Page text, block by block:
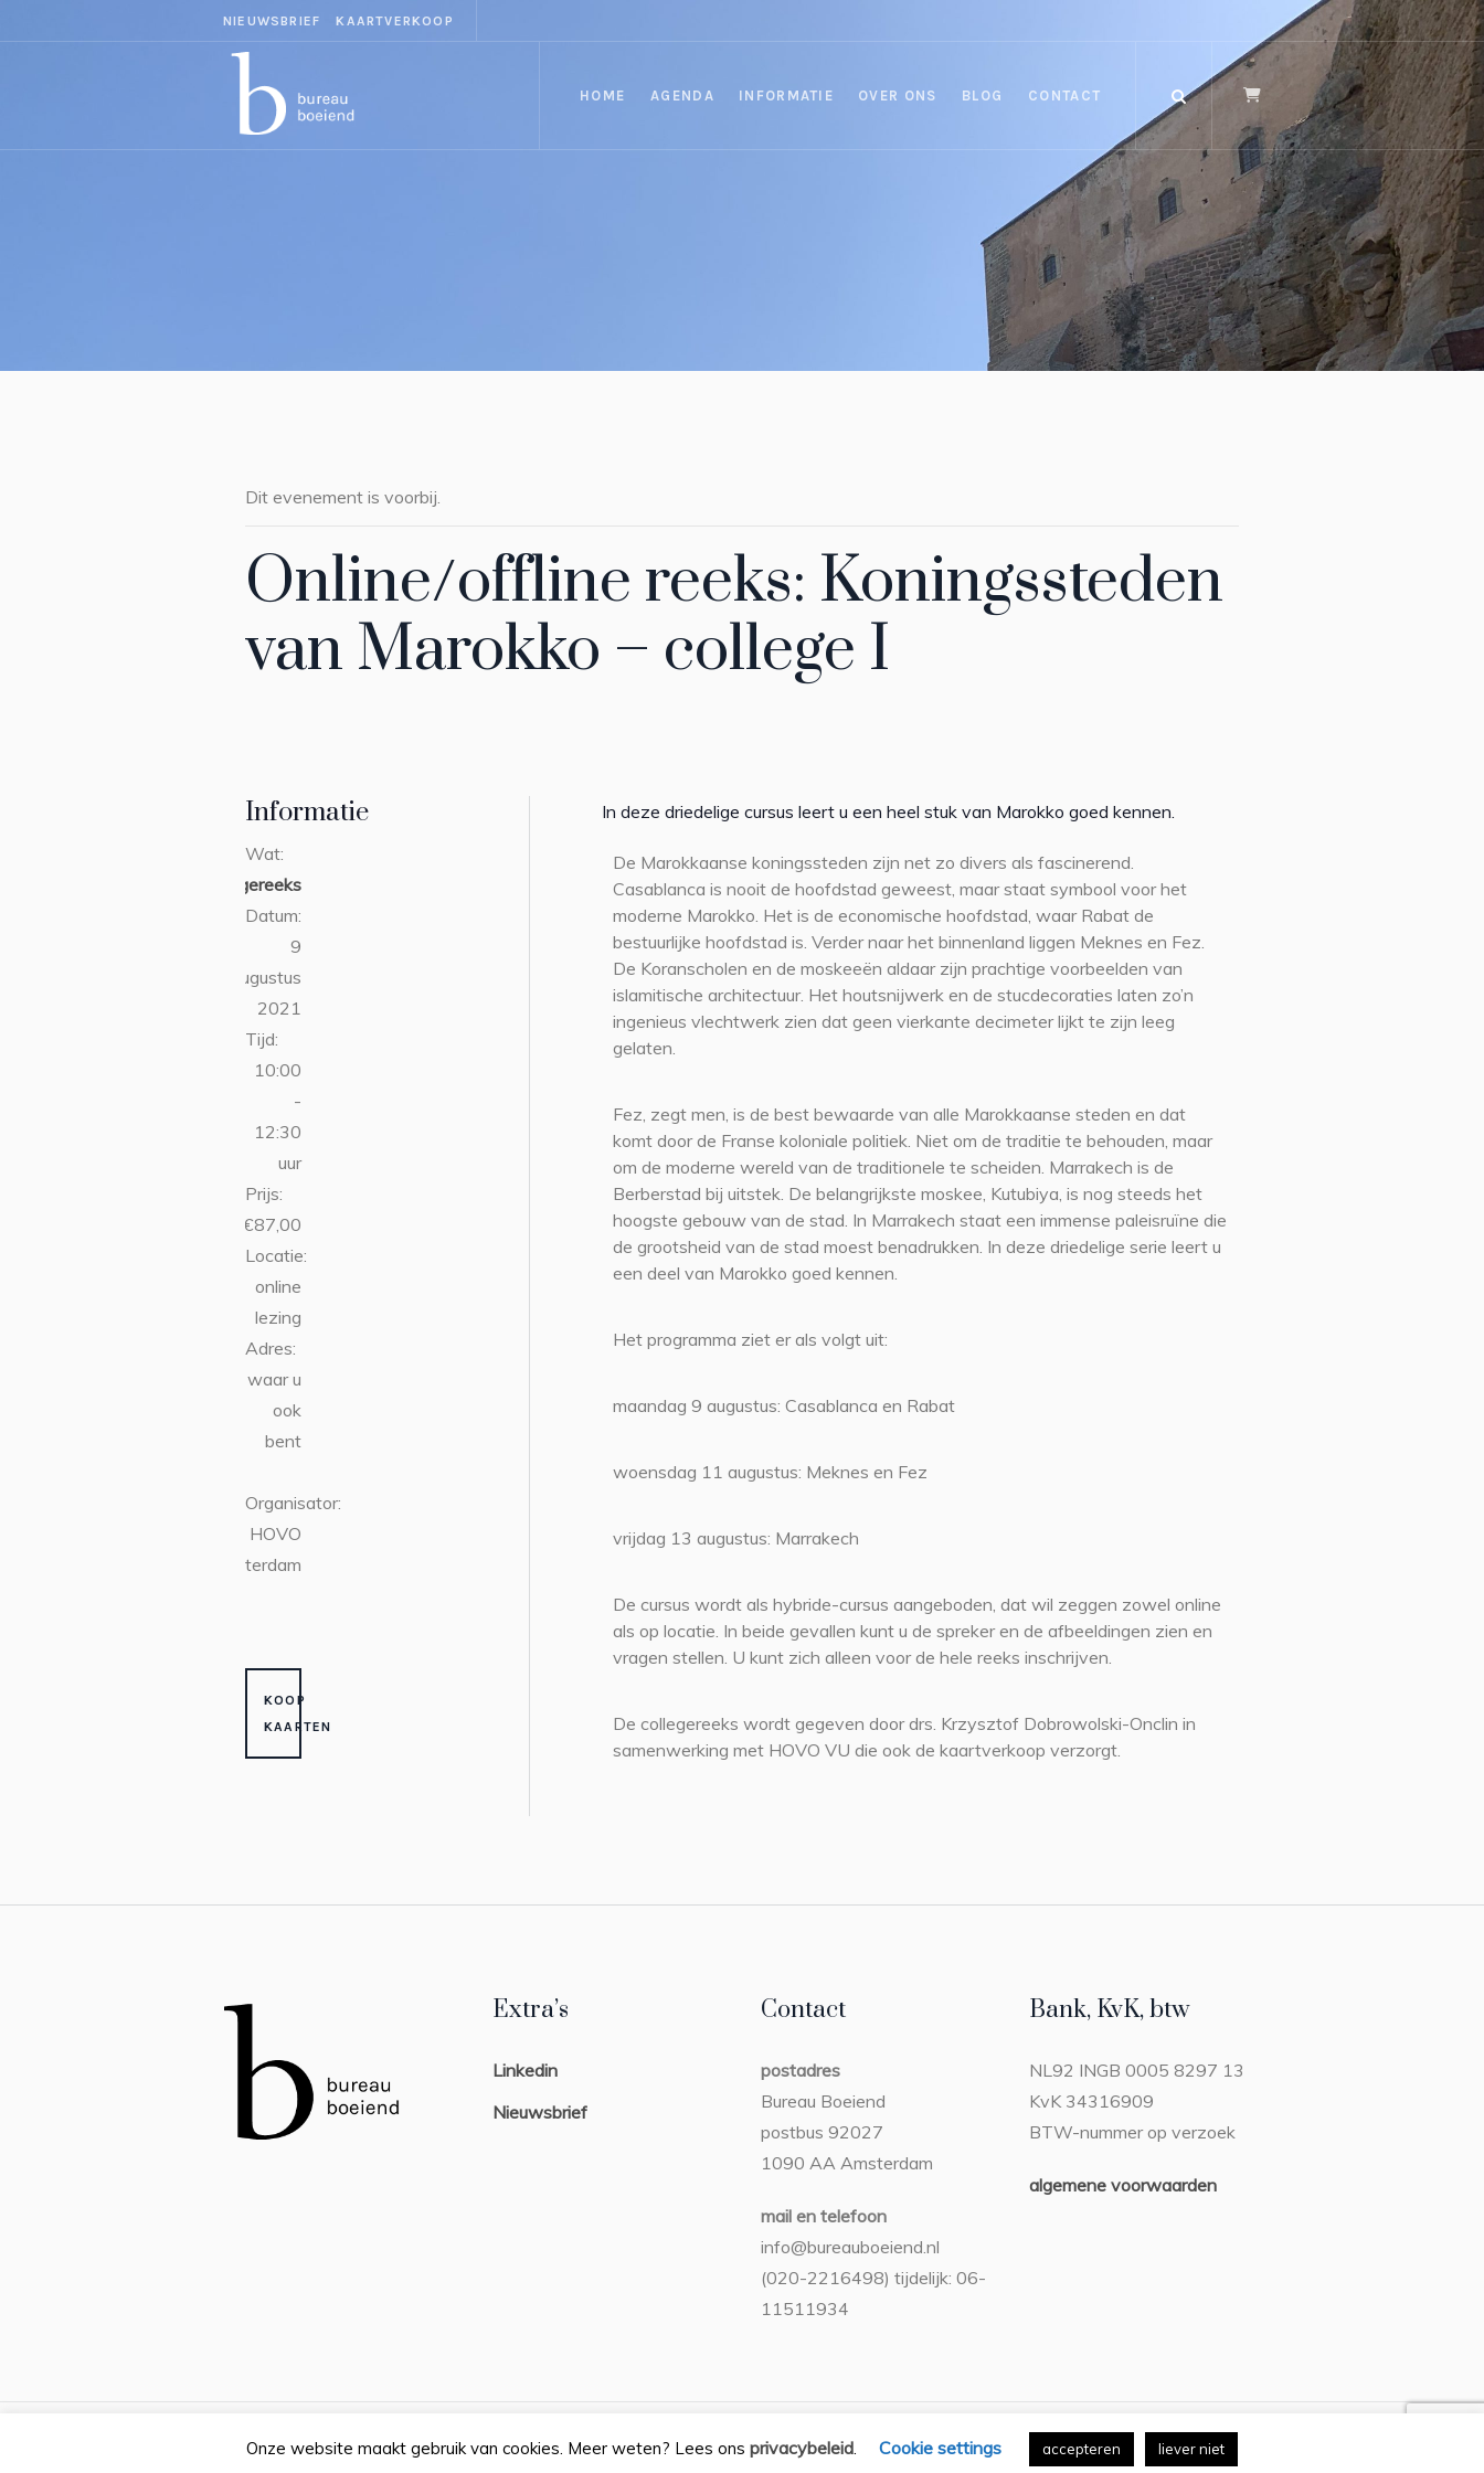
NIEUWSBRIEF KAARTVERKOOP
HOME AGENDA INFORMATIE OVER ONS BLOG CONTACT
Dit evenement is voorbij.
Online/offline reeks: Koningssteden
van Marokko – college I
Informatie
Wat:
collegereeks
Datum:
9
augustus
2021
Tijd:
10:00
-
12:30
uur
Prijs:
€87,00
Locatie:
online
lezing
Adres:
waar u
ook
bent
Organisator:
HOVO
Amsterdam
KOOP
KAARTEN
In deze driedelige cursus leert u een heel stuk van Marokko goed kennen.
De Marokkaanse koningssteden zijn net zo divers als fascinerend.
Casablanca is nooit de hoofdstad geweest, maar staat symbool voor het
moderne Marokko. Het is de economische hoofdstad, waar Rabat de
bestuurlijke hoofdstad is. Verder naar het binnenland liggen Meknes en Fez.
De Koranscholen en de moskeeën aldaar zijn prachtige voorbeelden van
islamitische architectuur. Het houtsnijwerk en de stucdecoraties laten zo’n
ingenieus vlechtwerk zien dat geen vierkante decimeter lijkt te zijn leeg
gelaten.
Fez, zegt men, is de best bewaarde van alle Marokkaanse steden en dat
komt door de Franse koloniale politiek. Niet om de traditie te behouden, maar
om de moderne wereld van de traditionele te scheiden. Marrakech is de
Berberstad bij uitstek. De belangrijkste moskee, Kutubiya, is nog steeds het
hoogste gebouw van de stad. In Marrakech staat een immense paleisruïne die
de grootsheid van de stad moest benadrukken. In deze driedelige serie leert u
een deel van Marokko goed kennen.
Het programma ziet er als volgt uit:
maandag 9 augustus: Casablanca en Rabat
woensdag 11 augustus: Meknes en Fez
vrijdag 13 augustus: Marrakech
De cursus wordt als hybride-cursus aangeboden, dat wil zeggen zowel online
als op locatie. In beide gevallen kunt u de spreker en de afbeeldingen zien en
vragen stellen. U kunt zich alleen voor de hele reeks inschrijven.
De collegereeks wordt gegeven door drs. Krzysztof Dobrowolski-Onclin in
samenwerking met HOVO VU die ook de kaartverkoop verzorgt.
Extra’s
Linkedin
Nieuwsbrief
Contact
postadres
Bureau Boeiend
postbus 92027
1090 AA Amsterdam
mail en telefoon
info@bureauboeiend.nl
(020-2216498) tijdelijk: 06-
11511934
Bank, KvK, btw
NL92 INGB 0005 8297 13
KvK 34316909
BTW-nummer op verzoek
algemene voorwaarden
Privacybeleid/ Bureau Boeiend © 2026 / Alle rechten voorbehouden
Onze website maakt gebruik van cookies. Meer weten? Lees ons privacybeleid. Cookie settings accepteren liever niet